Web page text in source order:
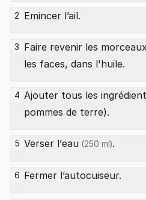
2 Emincer l’ail.
3 Faire revenir les
les faces, dans l'huile.
4 Ajouter tous les
pommes de terre).
5 Verser l’eau (250 ml).
6 Fermer l’autocuiseur.